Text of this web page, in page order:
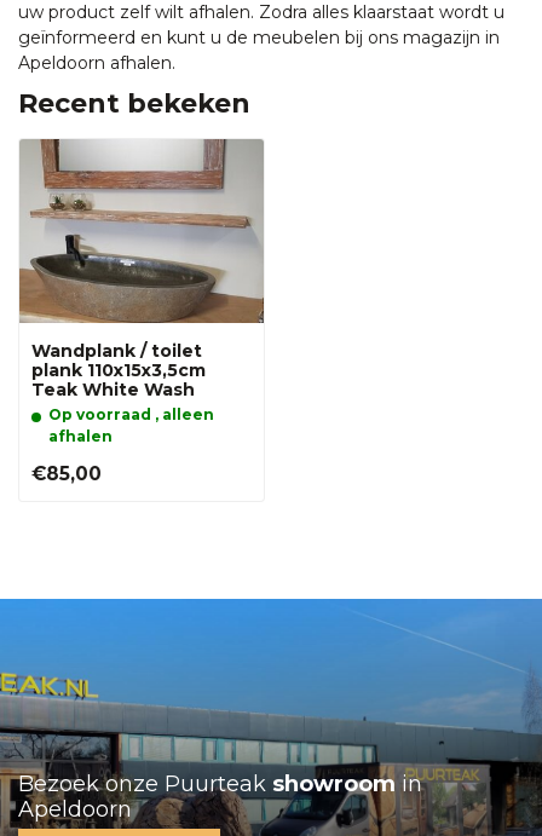
uw product zelf wilt afhalen. Zodra alles klaarstaat wordt u
geïnformeerd en kunt u de meubelen bij ons magazijn in
Apeldoorn afhalen.
Recent bekeken
Wandplank / toilet
plank 110x15x3,5cm
Teak White Wash
Op voorraad , alleen
afhalen
€85,00
Bezoek onze Puurteak showroom in
Apeldoorn